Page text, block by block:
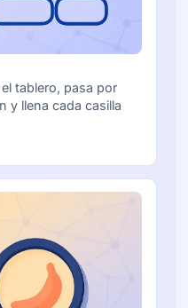
tablero, pasa por
y llena cada casilla